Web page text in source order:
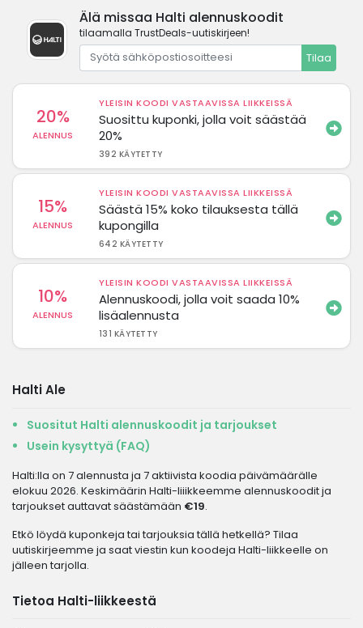
Älä missaa Halti alennuskoodit
tilaamalla TrustDeals-uutiskirjeen!
Tilaa
20%
ALENNUS
YLEISIN KOODI VASTAAVISSA LIIKKEISSÄ
Suosittu kuponki, jolla voit säästää
20%
392 KÄYTETTY
15%
ALENNUS
YLEISIN KOODI VASTAAVISSA LIIKKEISSÄ
Säästä 15% koko tilauksesta tällä
kupongilla
642 KÄYTETTY
10%
ALENNUS
YLEISIN KOODI VASTAAVISSA LIIKKEISSÄ
Alennuskoodi, jolla voit saada 10%
lisäalennusta
131 KÄYTETTY
Halti Ale
Suositut Halti alennuskoodit ja tarjoukset
Usein kysyttyä (FAQ)
Halti:lla on 7 alennusta ja 7 aktiivista koodia päivämäärälle
elokuu 2026. Keskimäärin Halti-liiikkeemme alennuskoodit ja
tarjoukset auttavat säästämään €19.
Etkö löydä kuponkeja tai tarjouksia tällä hetkellä? Tilaa
uutiskirjeemme ja saat viestin kun koodeja Halti-liikkeelle on
jälleen tarjolla.
Tietoa Halti-liikkeestä